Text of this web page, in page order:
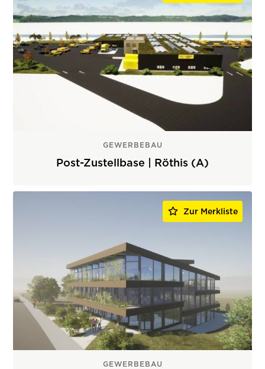
GEWERBEBAU
Post-Zustellbase | Röthis (A)
GEWERBEBAU
Zur Merkliste